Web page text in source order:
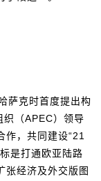
克时首度提出构
织（APEC）领导
作，共同建设“21
是打通欧亚陆路
张经济及外交版图